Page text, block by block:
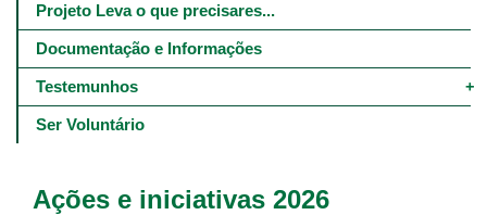
Ações e iniciativas 2026
Projeto Leva o que precisares...
Documentação e Informações
Testemunhos
Ser Voluntário